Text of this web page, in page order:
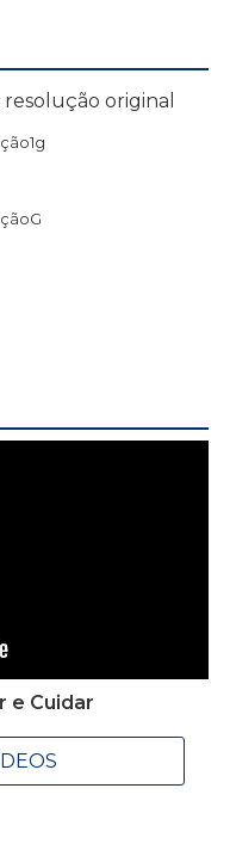
original
e Cuidar